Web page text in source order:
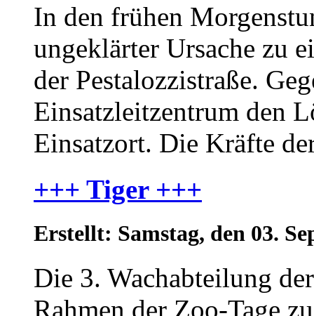
In den frühen
ungeklärter Ursache zu
der Pestalozzistraße.
Einsatzleitzentrum den
Einsatzort. Die Kräfte
+++ Tiger +++
Erstellt: Samstag, den 03.
Die 3. Wachabteilung
Rahmen der Zoo-Tage